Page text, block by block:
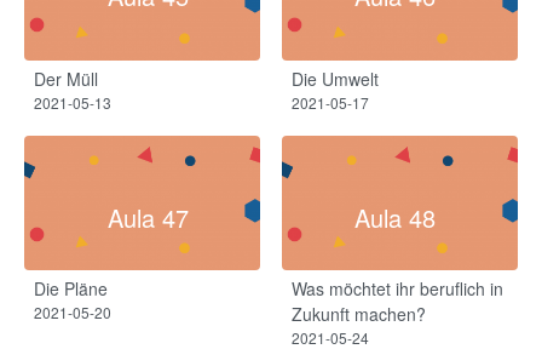
Der Müll
2021-05-13
Die Umwelt
2021-05-17
Aula 47
Die Pläne
2021-05-20
Aula 48
Was möchtet ihr beruflich in
Zukunft machen?
2021-05-24